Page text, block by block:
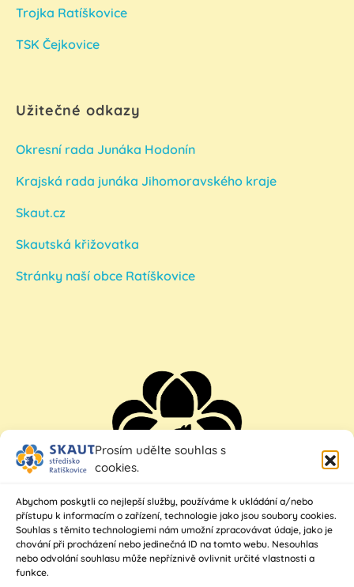
Prosím udělte souhlas s
cookies.
Abychom poskytli co nejlepší služby, používáme k ukládání a/nebo
přístupu k informacím o zařízení, technologie jako jsou soubory cookies.
Souhlas s těmito technologiemi nám umožní zpracovávat údaje, jako je
chování při procházení nebo jedinečná ID na tomto webu. Nesouhlas
nebo odvolání souhlasu může nepříznivě ovlivnit určité vlastnosti a
funkce.
Trojka Ratíškovice
TSK Čejkovice
Užitečné odkazy
Okresní rada Junáka Hodonín
Krajská rada junáka Jihomoravského kraje
Skaut.cz
Skautská křižovatka
Stránky naší obce Ratíškovice